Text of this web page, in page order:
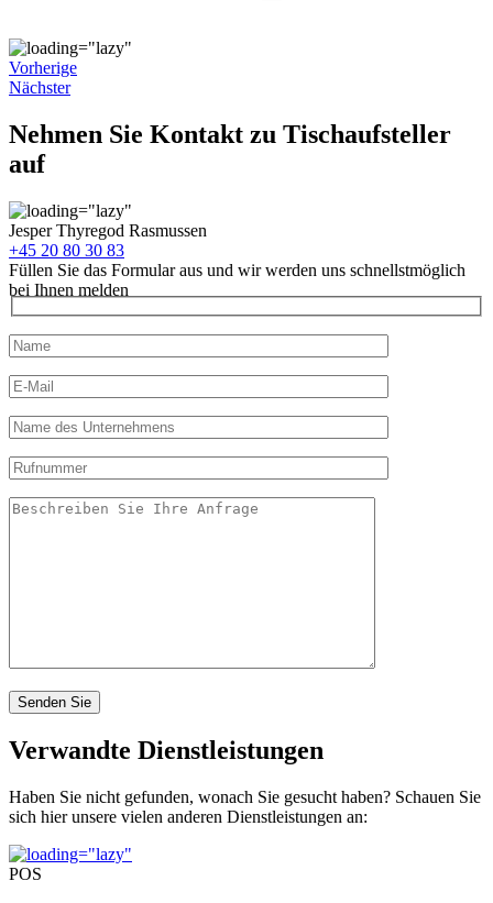
Vorherige
Nächster
Nehmen Sie Kontakt zu Tischaufsteller
auf
Jesper Thyregod Rasmussen
+45 20 80 30 83
Füllen Sie das Formular aus und wir werden uns schnellstmöglich
bei Ihnen melden
Verwandte Dienstleistungen
Haben Sie nicht gefunden, wonach Sie gesucht haben? Schauen Sie
sich hier unsere vielen anderen Dienstleistungen an:
POS